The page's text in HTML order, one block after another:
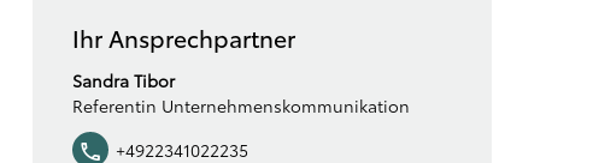
Ihr Ansprechpartner
Sandra Tibor
Referentin Unternehmenskommunikation
+4922341022235